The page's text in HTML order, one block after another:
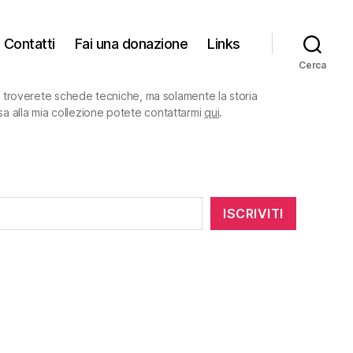
Contatti Fai una donazione Links
Cerca
schede tecniche, ma solamente la storia
alla mia collezione potete contattarmi qui.
ISCRIVITI